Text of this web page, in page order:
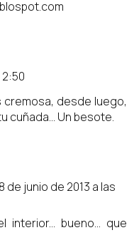
desde luego,
cuñada... Un besote.
8 de junio de 2013 a las
bueno... que